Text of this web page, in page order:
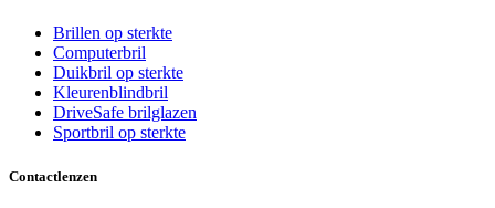
Brillen op sterkte
Computerbril
Duikbril op sterkte
Kleurenblindbril
DriveSafe brilglazen
Sportbril op sterkte
Contactlenzen